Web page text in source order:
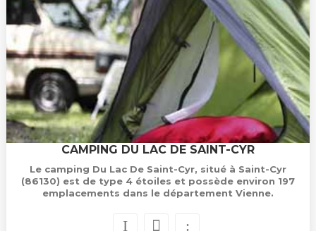
CAMPING DU LAC DE SAINT-CYR
Le camping Du Lac De Saint-Cyr, situé à Saint-Cyr
(86130) est de type 4 étoiles et possède environ 197
emplacements dans le département Vienne.